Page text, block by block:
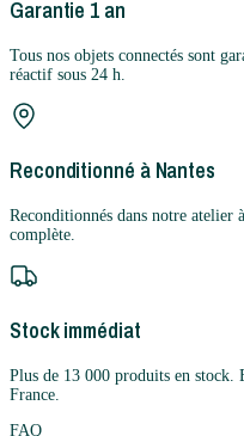
Garantie 1 an
Tous nos objets connectés sont
réactif sous 24 h.
Reconditionné à Nantes
Reconditionnés dans notre atelier
complète.
Stock immédiat
Plus de 13 000 produits en stock.
France.
FAQ